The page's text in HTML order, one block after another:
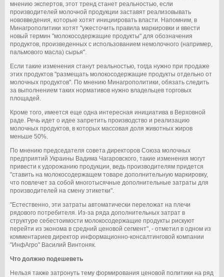
мнению экспертов, этот тренд станет реальностью, если
производителей молочной продукции заставят реализовывать
нововведения, которые хотят инициировать власти. Напомним, в
Минагрополитики хотят "ужесточить правила маркировки и ввести
новый термин "молокосодержащие продукты" для обозначения
продуктов, произведенных с использованием немолочного (например,
пальмового масла) сырья".
Если такие изменения станут реальностью, тогда нужно при продаже
этих продуктов "размещать молокосодержащие продукты отдельно от
молочных продуктов". По мнению Минагрополитики, обязать следить
за выполнением таких нормативов нужно владельцев торговых
площадей.
Кроме того, имеется еще одна интересная инициатива в Верховной
раде. Речь идет о идее запретить производство и реализацию
молочных продуктов, в которых массовая доля животных жиров
меньше 50%.
По мнению председателя совета директоров Союза молочных
предприятий Украины Вадима Чагаровского, такие изменения могут
привести к удорожанию продукции, ведь производителям придется
"ставить на молокосодержащем товаре дополнительную маркировку,
что повлечет за собой многотысячные дополнительные затраты для
производителей на смену этикетки".
"Естественно, эти затраты автоматически переложат на плечи
рядового потребителя. Из-за ряда дополнительных затрат в
структуре себестоимости молокосодержащие продукты рискуют
перейти из эконома в средний ценовой сегмент", - отметил в одном из
комментариев директор информационно-консалтинговой компании
"ИнфАгро" Василий Винтоняк.
Что должно подешеветь
Нельзя также затронуть тему формирования ценовой политики на ряд